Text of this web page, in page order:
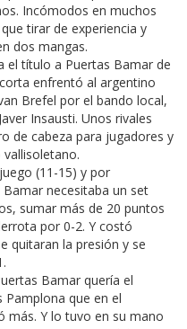
Incómodos en muchos
tirar de experiencia y
dos mangas.
el título a Puertas Bamar de
enfrentó al argentino
Brefel por el bando local,
Insausti. Unos rivales
de cabeza para jugadores y
(11-15) y por
necesitaba un set
sumar más de 20 puntos
por 0-2. Y costó
quitaran la presión y se
Bamar quería el
que en el
más. Y lo tuvo en su mano